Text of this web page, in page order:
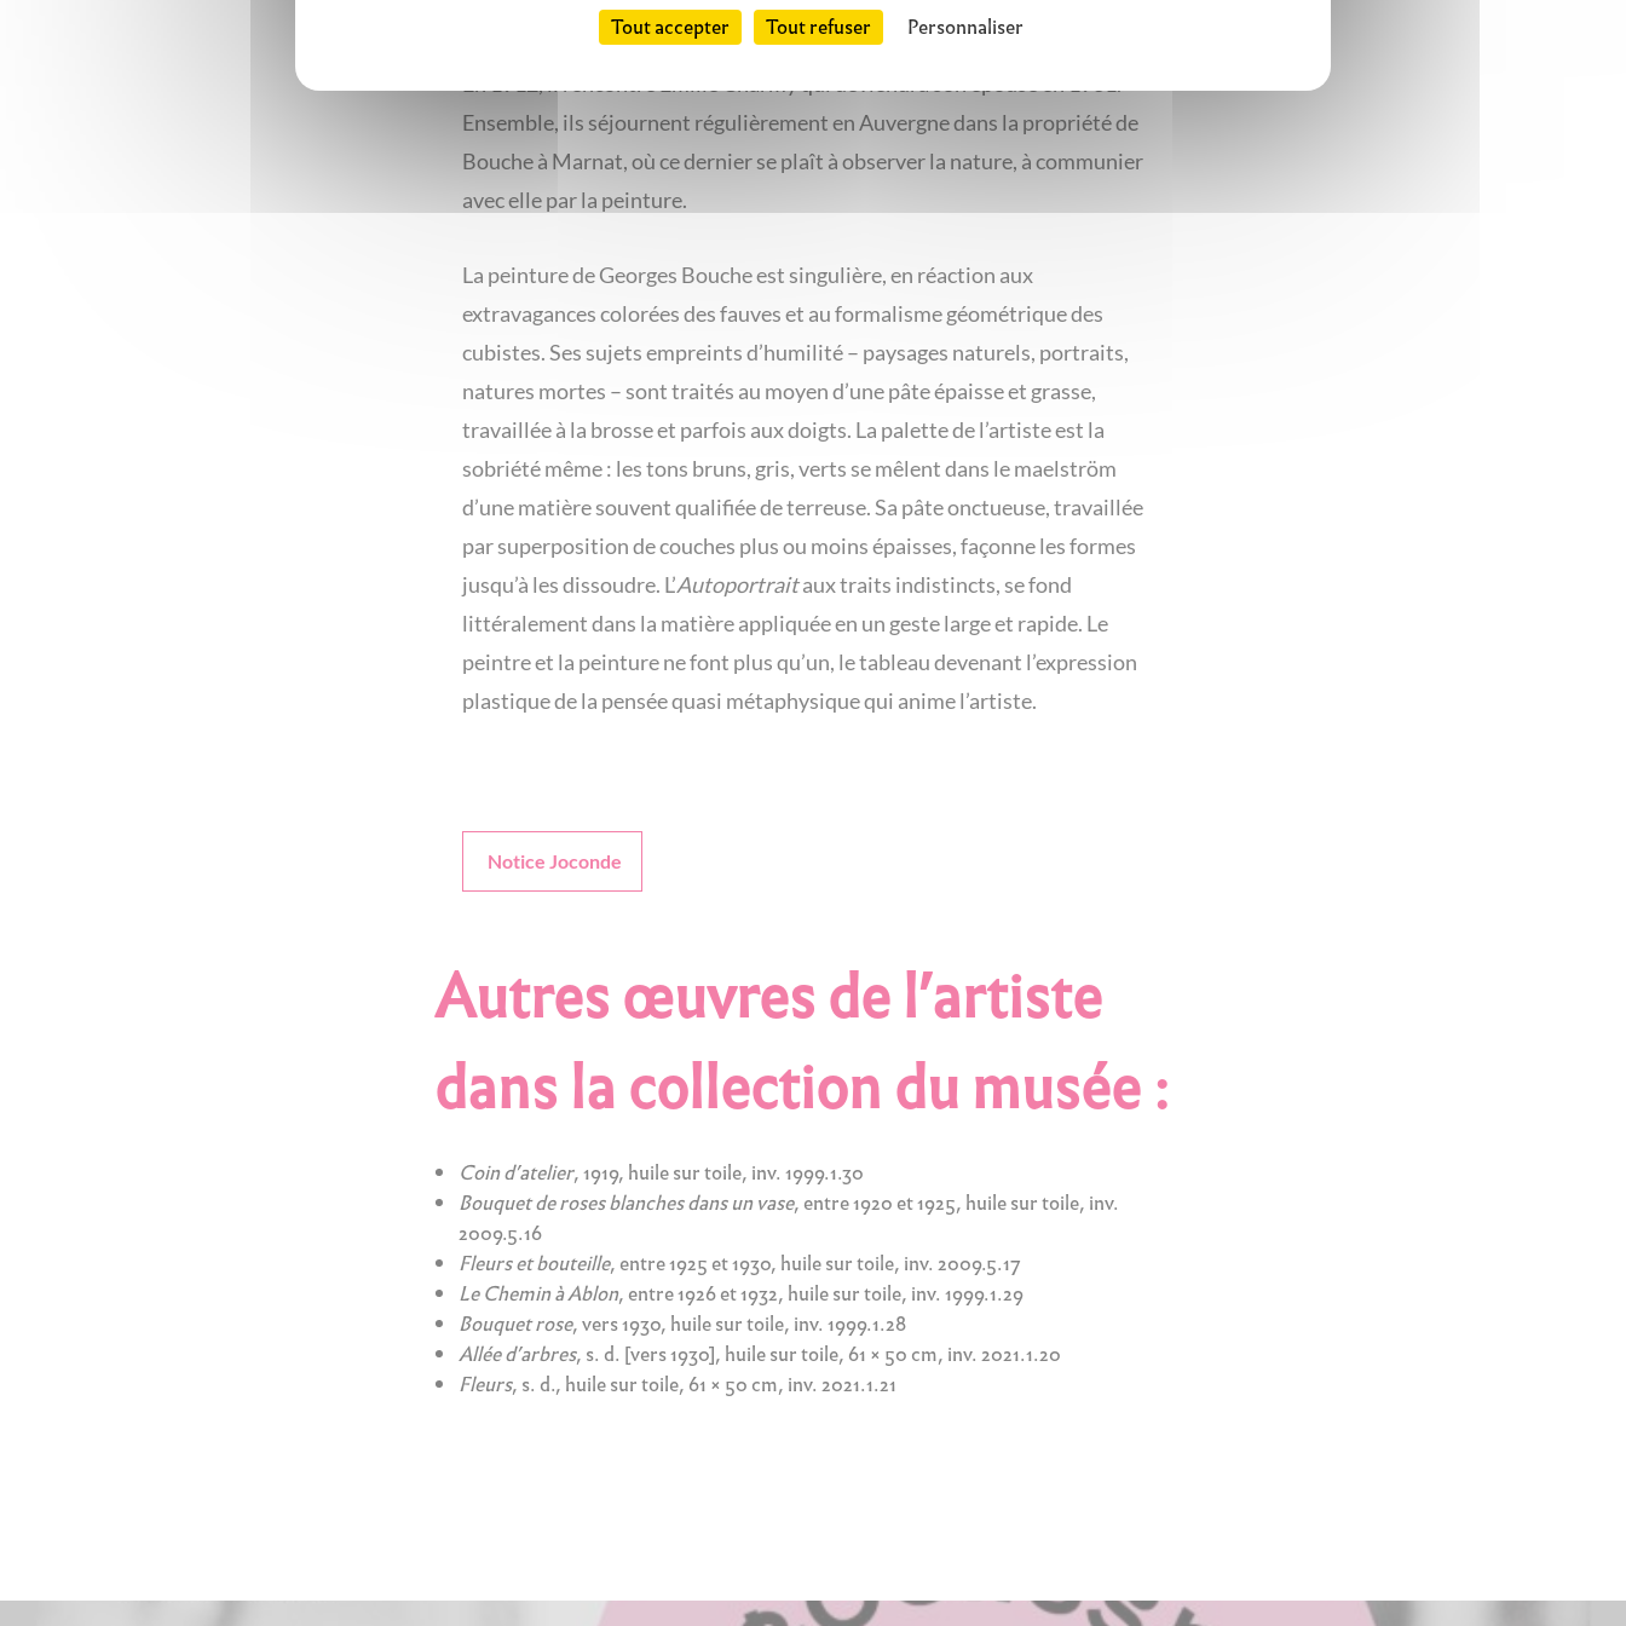
Tout accepter Tout refuser Personnaliser
et Bernheim Jeune lui offrent ses premières expositions.
Ensemble, ils séjournent régulièrement en Auvergne dans la propriété de
Bouche à Marnat, où ce dernier se plaît à observer la nature, à communier
avec elle par la peinture.
La peinture de Georges Bouche est singulière, en réaction aux
extravagances colorées des fauves et au formalisme géométrique des
cubistes. Ses sujets empreints d’humilité – paysages naturels, portraits,
natures mortes – sont traités au moyen d’une pâte épaisse et grasse,
travaillée à la brosse et parfois aux doigts. La palette de l’artiste est la
sobriété même : les tons bruns, gris, verts se mêlent dans le maelström
d’une matière souvent qualifiée de terreuse. Sa pâte onctueuse, travaillée
par superposition de couches plus ou moins épaisses, façonne les formes
jusqu’à les dissoudre. L’Autoportraitaux traits indistincts, se fond
littéralement dans la matière appliquée en un geste large et rapide. Le
peintre et la peinture ne font plus qu’un, le tableau devenant l’expression
plastique de la pensée quasi métaphysique qui anime l’artiste.
Notice Joconde
Autres œuvres de l’artiste
dans la collection du musée :
Coin d’atelier, 1919, huile sur toile, inv. 1999.1.30
Bouquet de roses blanches dans un vase, entre 1920 et 1925, huile sur toile, inv.
2009.5.16
Fleurs et bouteille, entre 1925 et 1930, huile sur toile, inv. 2009.5.17
Le Chemin à Ablon, entre 1926 et 1932, huile sur toile, inv. 1999.1.29
Bouquet rose, vers 1930, huile sur toile, inv. 1999.1.28
Allée d’arbres, s. d. [vers 1930], huile sur toile, 61 × 50 cm, inv. 2021.1.20
Fleurs, s. d., huile sur toile, 61 × 50 cm, inv. 2021.1.21